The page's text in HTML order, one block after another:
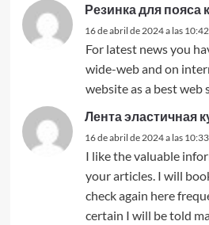
Резинка для пояса
16 de abril de 2024 a las
For latest news you
wide-web and on
website as a best web
Лента эластичная
16 de abril de 2024 a las
I like the valuable
your articles. I will
check again here
certain I will be told